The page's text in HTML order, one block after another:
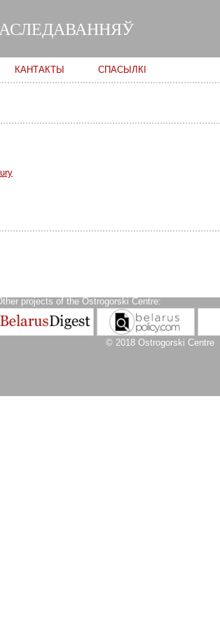
main
content
КАНТАКТЫ СПАСЫЛКІ
projects of the Ostrogorski Centre:
© 2018 Ostrogorski Centre